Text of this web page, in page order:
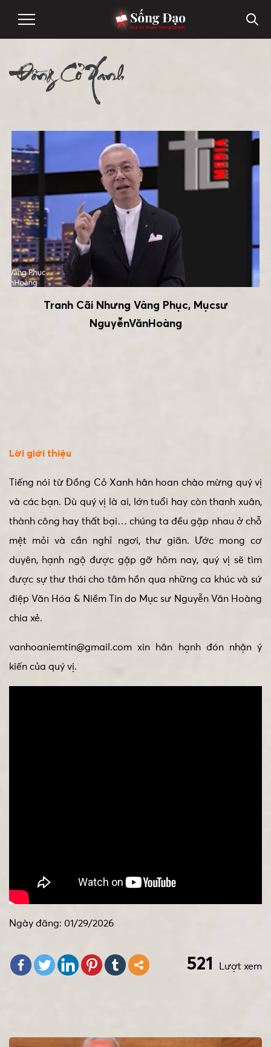
Đồng Cỏ Xanh
Tranh Cãi Nhưng Vâng Phục, Mụcsư
NguyễnVănHoàng
Lời giới thiệu
Tiếng nói từ Đồng Cỏ Xanh hân hoan chào mừng quý vị
và các bạn. Dù quý vị là ai, lớn tuổi hay còn thanh xuân,
thành công hay thất bại… chúng ta đều gặp nhau ở chỗ
mệt mỏi và cần nghỉ ngơi, thư giãn. Ước mong cơ
duyên, hạnh ngộ được gặp gỡ hôm nay, quý vị sẽ tìm
được sự thư thái cho tâm hồn qua những ca khúc và sứ
điệp Văn Hóa & Niềm Tin do Mục sư Nguyễn Văn Hoàng
chia xẻ.
vanhoaniemtin@gmail.com xin hân hạnh đón nhận ý
kiến của quý vị.
Ngày đăng: 01/29/2026
Lượt xem
521